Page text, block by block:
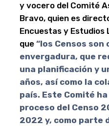
y vocero del Comité
Bravo, quien es
Encuestas y Estudios
que “los Censos
envergadura, que
una planificación y
años, así como la
país. Este Comité
proceso del Censo
2022 y, como parte